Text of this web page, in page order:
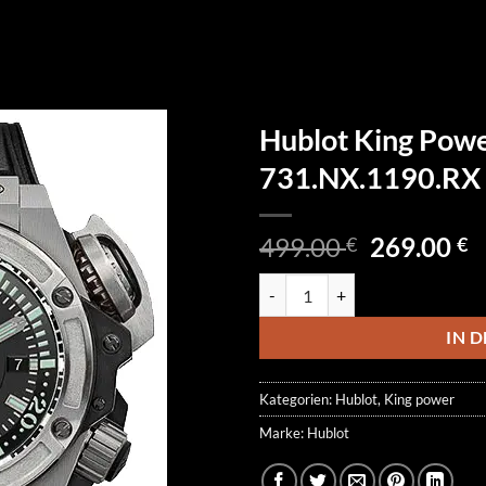
Hublot King
731.NX.1190.RX
499.00€
499.00 €
269.00€
IN
Kategorien: Hublot, King power
Marke: Hublot